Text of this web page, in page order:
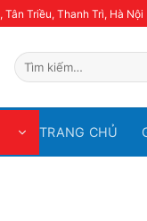
Triều, Thanh Trì, Hà Nội
Tìm
kiếm:
TRANG CHỦ